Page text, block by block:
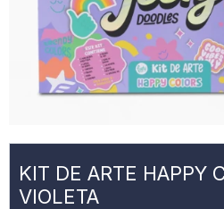
KIT DE ARTE HAPPY
VIOLETA